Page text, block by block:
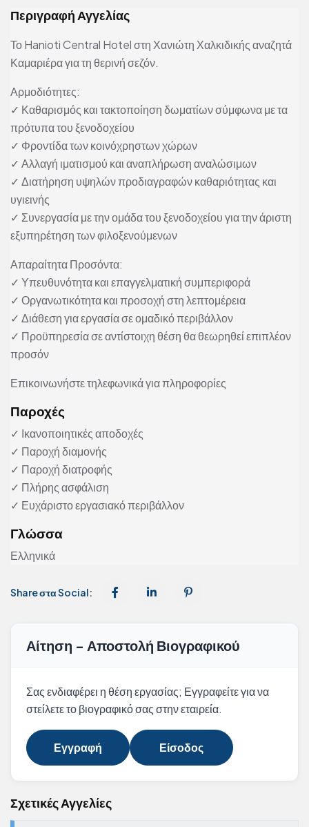
Περιγραφή Αγγελίας
Το Hanioti Central Hotel στη Χανιώτη Χαλκιδικής αναζητά
Καμαριέρα για τη θερινή σεζόν.
Αρμοδιότητες:
✓ Καθαρισμός και τακτοποίηση δωματίων σύμφωνα με τα
πρότυπα του ξενοδοχείου
✓ Φροντίδα των κοινόχρηστων χώρων
✓ Αλλαγή ιματισμού και αναπλήρωση αναλώσιμων
✓ Διατήρηση υψηλών προδιαγραφών καθαριότητας και
υγιεινής
✓ Συνεργασία με την ομάδα του ξενοδοχείου για την άριστη
εξυπηρέτηση των φιλοξενούμενων
Απαραίτητα Προσόντα:
✓ Υπευθυνότητα και επαγγελματική συμπεριφορά
✓ Οργανωτικότητα και προσοχή στη λεπτομέρεια
✓ Διάθεση για εργασία σε ομαδικό περιβάλλον
✓ Προϋπηρεσία σε αντίστοιχη θέση θα θεωρηθεί επιπλέον
προσόν
Επικοινωνήστε τηλεφωνικά για πληροφορίες
Παροχές
✓ Ικανοποιητικές αποδοχές
✓ Παροχή διαμονής
✓ Παροχή διατροφής
✓ Πλήρης ασφάλιση
✓ Ευχάριστο εργασιακό περιβάλλον
Γλώσσα
Ελληνικά
Share στα Social:
Αίτηση - Αποστολή Βιογραφικού
Σας ενδιαφέρει η θέση εργασίας; Εγγραφείτε για να
στείλετε το βιογραφικό σας στην εταιρεία.
Εγγραφή Είσοδος
Σχετικές Αγγελίες